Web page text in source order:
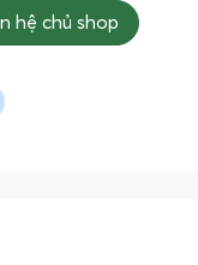
hệ chủ shop